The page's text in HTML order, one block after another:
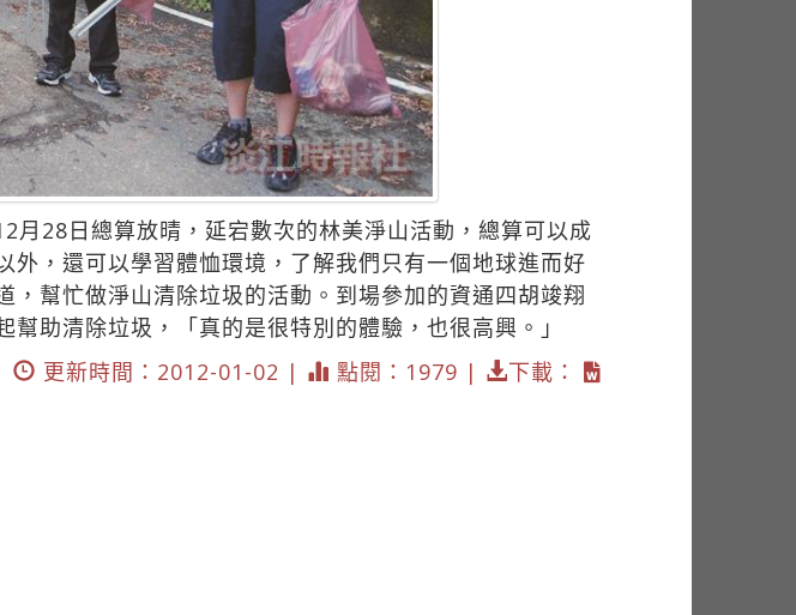
月28日總算放晴，延宕數次的林美淨山活動，總算可以成
，還可以學習體恤環境，了解我們只有一個地球進而好
幫忙做淨山清除垃圾的活動。到場參加的資通四胡竣翔
助清除垃圾，「真的是很特別的體驗，也很高興。」
更新時間：2012-01-02 | 點閱：1979 | 下載：